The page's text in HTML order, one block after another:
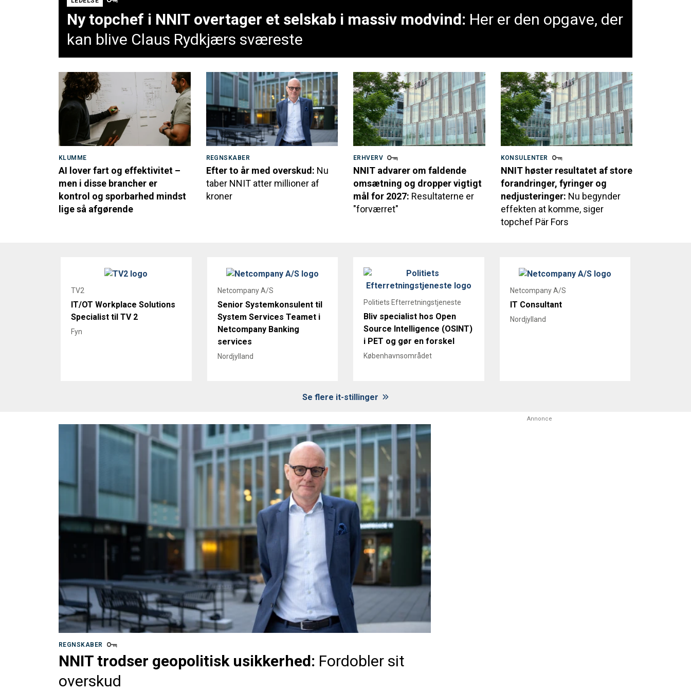
Ny topchef i NNIT overtager et selskab i massiv modvind: Her er den opgave, der
kan blive Claus Rydkjærs sværeste
KLUMME
AI lover fart og effektivitet –
men i disse brancher er
kontrol og sporbarhed mindst
lige så afgørende
REGNSKABER
Efter to år med overskud: Nu
taber NNIT atter millioner af
kroner
ERHVERV
NNIT advarer om faldende
omsætning og dropper vigtigt
mål for 2027: Resultaterne er
"forværret"
KONSULENTER
NNIT høster resultatet af store
forandringer, fyringer og
nedjusteringer: Nu begynder
effekten at komme, siger
topchef Pär Fors
TV2
IT/OT Workplace Solutions
Specialist til TV 2
Fyn
Netcompany A/S
Senior Systemkonsulent til
System Services Teamet i
Netcompany Banking
services
Nordjylland
Politiets Efterretningstjeneste
Bliv specialist hos Open
Source Intelligence (OSINT)
i PET og gør en forskel
Københavnsområdet
Netcompany A/S
IT Consultant
Nordjylland
Se flere it-stillinger
REGNSKABER
NNIT trodser geopolitisk usikkerhed: Fordobler sit
overskud
Annonce